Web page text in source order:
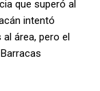
que superó al
intentó
área, pero el